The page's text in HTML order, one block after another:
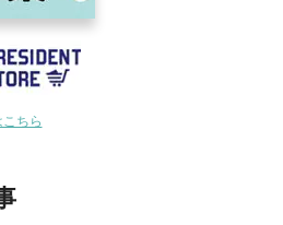
こちら